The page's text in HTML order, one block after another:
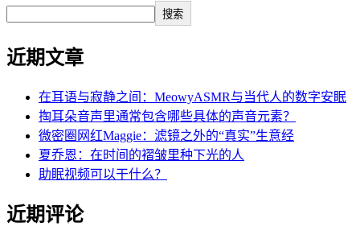
搜索
近期文章
在耳语与寂静之间：MeowyASMR与当代人的数字安眠
掏耳朵音声里通常包含哪些具体的声音元素？
微密圈网红Maggie：滤镜之外的“真实”生意经
夏乔恩：在时间的褶皱里种下光的人
助眠视频可以干什么？
近期评论